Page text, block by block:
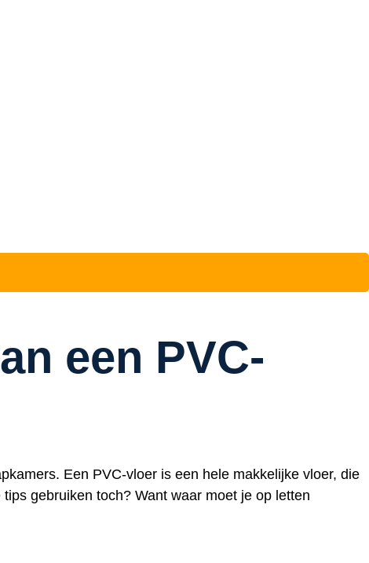
een PVC-
Een PVC-vloer is een hele makkelijke vloer, die
gebruiken toch? Want waar moet je op letten